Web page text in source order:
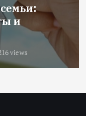
и
views